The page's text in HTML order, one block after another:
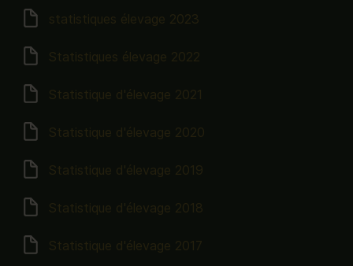
statistiques élevage 2023
Statistiques élevage 2022
Statistique d'élevage 2021
Statistique d'élevage 2020
Statistique d'élevage 2019
Statistique d'élevage 2018
Statistique d'élevage 2017